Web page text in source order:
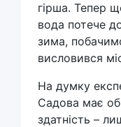
гірша. Тепер
вода потече
зима,
висловився
На думку
Садова має
здатність –